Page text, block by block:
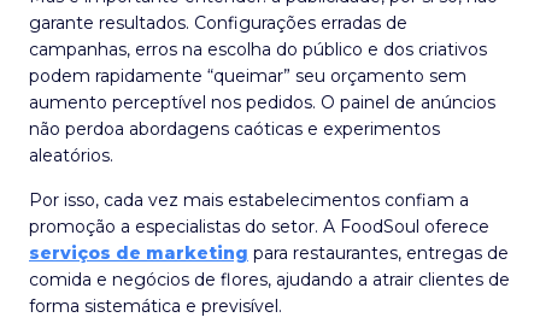
garante resultados. Configurações erradas de
campanhas, erros na escolha do público e dos criativos
podem rapidamente “queimar” seu orçamento sem
aumento perceptível nos pedidos. O painel de anúncios
não perdoa abordagens caóticas e experimentos
aleatórios.
Por isso, cada vez mais estabelecimentos confiam a
promoção a especialistas do setor. A FoodSoul oferece
serviços de marketing para restaurantes, entregas de
comida e negócios de flores, ajudando a atrair clientes de
forma sistemática e previsível.